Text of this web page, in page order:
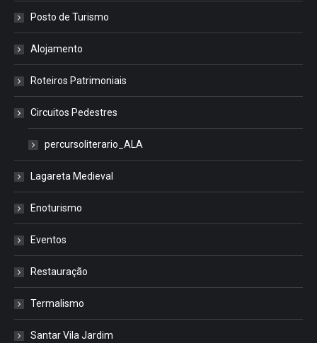
Posto de Turismo
Alojamento
Roteiros Patrimoniais
Circuitos Pedestres
percursoliterario_ALA
Lagareta Medieval
Enoturismo
Eventos
Restauração
Termalismo
Santar Vila Jardim